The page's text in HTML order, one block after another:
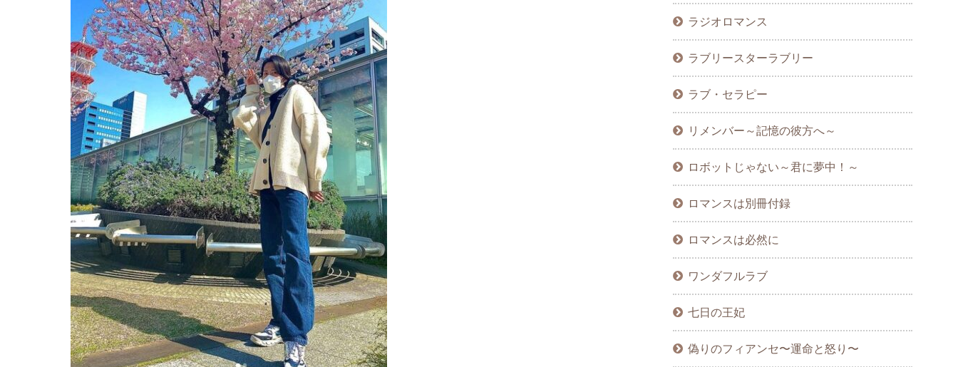
ラジオロマンス
ラブリースターラブリー
ラブ・セラピー
リメンバー～記憶の彼方へ～
ロボットじゃない～君に夢中！～
ロマンスは別冊付録
ロマンスは必然に
ワンダフルラブ
七日の王妃
偽りのフィアンセ〜運命と怒り〜